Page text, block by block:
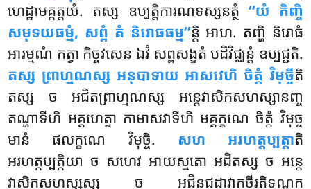
ហេដ្ឋាមគ្គត្តយំ. តស្ស ឧប្បត្តិការណទស្សនត្ថំ ‘‘យំ កិញ្ចិ
សមុទយធម្មំ, សព្ពំ តំ និរោធធម្ម’’ន្តិ អាហ. តញ្ហិ និរោធំ
អារម្មណំ កត្វា កិច្ចវសេន ឯវំ សព្ពសង្ខតំ បដិវិជ្ឈន្តំ ឧប្បជ្ជតិ.
តស្ស ព្រាហ្មណស្ស អនុបាទាយ អាសវេហិ ចិត្តំ វិមុច្ចីតិ
តស្ស ច អជិតព្រាហ្មណស្ស អន្តេវាសិកសហស្សានញ្ច
តណ្ហាទីហិ អគ្គហេត្វា កាមាសវាទីហិ មគ្គក្ខណេ ចិត្តំ វិមុច្ច
មានំ ផលក្ខណេ វិមុច្ចិ. សហ អរហត្តប្បត្តាតិ
អរហត្តប្បត្តិយា ច សហេវ អាយស្មតោ អជិតស្ស ច អន្តេ
វាសិកសហស្សស្ស ច អជិនជដាវាកចីរតិទណ្ឌក